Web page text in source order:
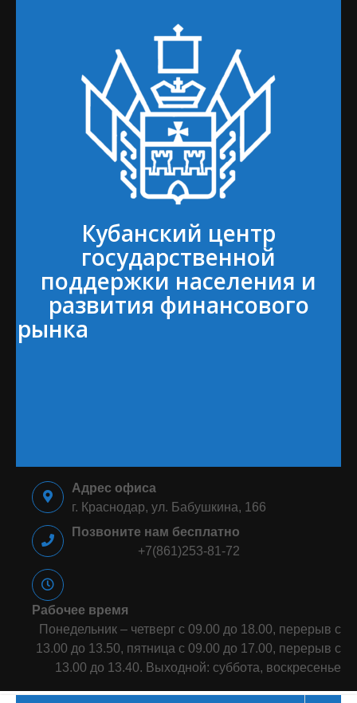
Кубанский центр
государственной
поддержки населения и
развития финансового
рынка⠀⠀⠀⠀⠀⠀⠀⠀⠀⠀⠀⠀⠀⠀⠀
⠀⠀⠀⠀⠀⠀⠀⠀⠀⠀⠀⠀⠀⠀⠀⠀⠀⠀⠀
Адрес офиса
г. Краснодар, ул. Бабушкина, 166
Позвоните нам бесплатно
+7(861)253-81-72
Рабочее время
Понедельник – четверг с 09.00 до 18.00, перерыв с
13.00 до 13.50, пятница с 09.00 до 17.00, перерыв с
13.00 до 13.40. Выходной: суббота, воскресенье